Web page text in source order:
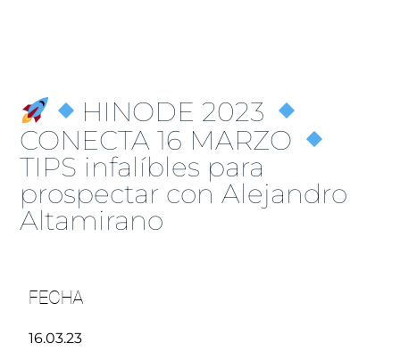
HINODE 2023
CONECTA 16 MARZO
TIPS infalíbles para
prospectar con Alejandro
Altamirano
FECHA
16.03.23